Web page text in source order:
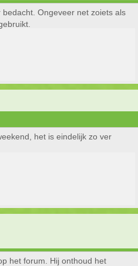
Ongeveer net zoiets als
het is eindelijk zo ver
het forum. Hij onthoud het